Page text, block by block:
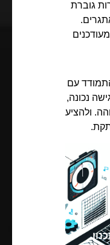
גוברת
עם
נכונה,
ולהציע